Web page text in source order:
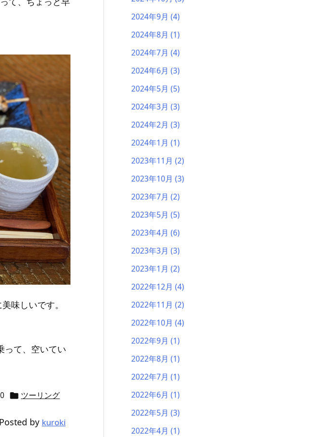
味しいです。
って、空いてい
 ツーリング
Posted by kuroki
2024年9月 (4)
2024年8月 (1)
2024年7月 (4)
2024年6月 (3)
2024年5月 (5)
2024年3月 (3)
2024年2月 (3)
2024年1月 (1)
2023年11月 (2)
2023年10月 (3)
2023年7月 (2)
2023年5月 (5)
2023年4月 (6)
2023年3月 (3)
2023年1月 (2)
2022年12月 (4)
2022年11月 (2)
2022年10月 (4)
2022年9月 (1)
2022年8月 (1)
2022年7月 (1)
2022年6月 (1)
2022年5月 (3)
2022年4月 (1)